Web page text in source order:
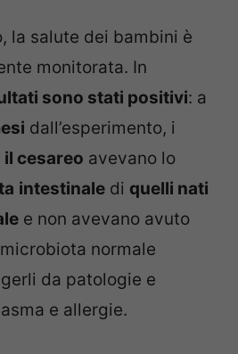
la salute dei bambini è
monitorata. In
sono stati positivi: a
dall’esperimento, i
cesareo avevano lo
intestinale di quelli nati
e non avevano avuto
normale
da patologie e
e allergie.